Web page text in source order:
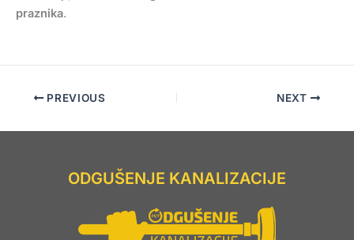
praznika.
PREVIOUS NEXT
ODGUŠENJE KANALIZACIJE